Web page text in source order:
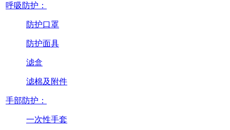
呼吸防护：
防护口罩
防护面具
滤盒
滤棉及附件
手部防护：
一次性手套